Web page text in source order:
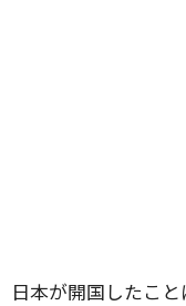
日本が開国したこ